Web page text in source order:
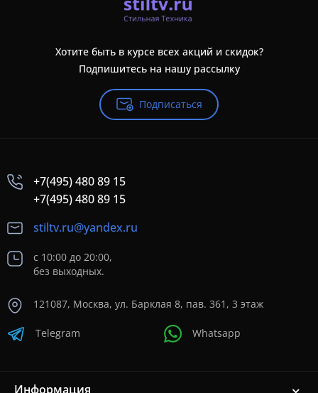
Хотите быть в курсе всех акций и скидок?
Подпишитесь на нашу рассылку
Подписаться
+7(495) 480 89 15
+7(495) 480 89 15
stiltv.ru@yandex.ru
с 10:00 до 20:00,
без выходных.
121087, Москва, ул. Барклая 8, пав. 361, 3 этаж
Telegram Whatsapp
Информация